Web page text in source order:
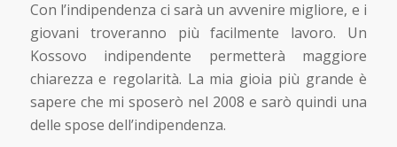
Con l’indipendenza ci sarà un avvenire migliore, e i
giovani troveranno più facilmente lavoro. Un
Kossovo indipendente permetterà maggiore
chiarezza e regolarità. La mia gioia più grande è
sapere che mi sposerò nel 2008 e sarò quindi una
delle spose dell’indipendenza.